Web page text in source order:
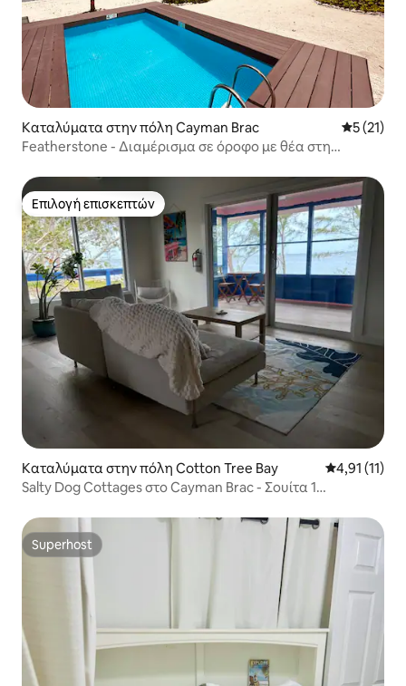
Καταλύματα στην πόλη Cayman Brac Μέση
5 (21)
Featherstone - Διαμέρισμα σε όροφο με θέα στη
Επιλογή επισκεπτών
Επιλογή επισκεπτών
Καταλύματα στην πόλη Cotton Tree Bay Μέση
4,91 (11)
Salty Dog Cottages στο Cayman Brac - Σουίτα 1
Superhost
Superhost